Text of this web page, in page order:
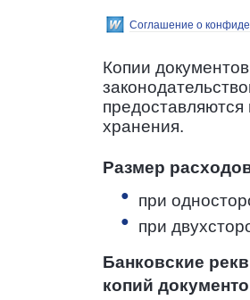
Соглашение о
Копии
предоставляются
хранения.
Размер
при
при
Банковские
копий